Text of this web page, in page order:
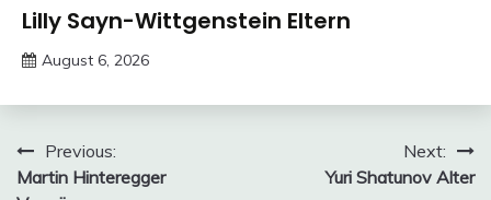
Trends
Lilly Sayn-Wittgenstein Eltern
August 6, 2026
PostPrevious:
Martin Hinteregger
Next:
Yuri Shatunov Alter